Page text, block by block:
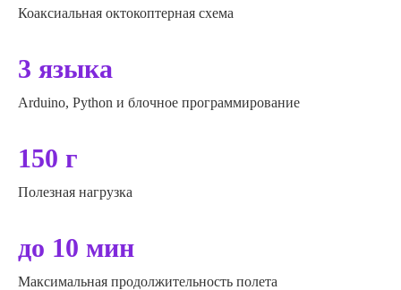
Коаксиальная октокоптерная схема
3 языка
Arduino, Python и блочное программирование
150 г
Полезная нагрузка
до 10 мин
Максимальная продолжительность полета